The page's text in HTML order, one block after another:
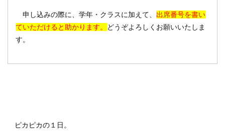
申し込みの際に、学年・クラスに加えて、 出席番号を書い
ていただけると助かります。
どうぞよろしくお願いいたしま
す。
ピカピカの１日。